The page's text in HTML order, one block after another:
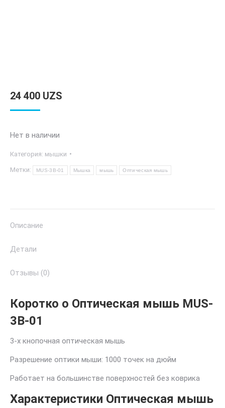
24 400 UZS
Нет в наличии
Категория: мышки
Метки: MUS-3B-01 Мышка мышь Оптическая мышь
Описание
Детали
Отзывы (0)
Коротко о Оптическая мышь MUS-
3B-01
3-х кнопочная оптическая мышь
Разрешение оптики мыши: 1000 точек на дюйм
Работает на большинстве поверхностей без коврика
Характеристики Оптическая мышь